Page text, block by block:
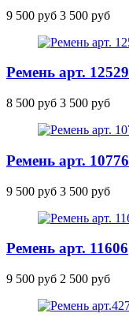
9 500 руб 3 500 руб
Ремень арт. 12529
8 500 руб 3 500 руб
Ремень арт. 10776
9 500 руб 3 500 руб
Ремень арт. 11606
9 500 руб 2 500 руб